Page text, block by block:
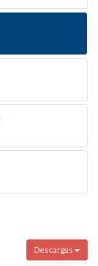
Descargas